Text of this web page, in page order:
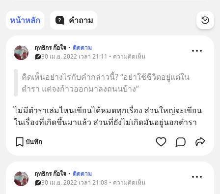
หน้าหลัก คำถาม
ฤทธิกร ก๊อใจ • ติดตาม
30 เม.ย. 2022 เวลา 21:11 • ความคิดเห็น
คิดเห็นอย่างไรกับคำกล่าวนี้? “อย่าใช้ชีวิตอยู่แต่ใน
ตำรา แต่จงก้าวออกมาลงถนนบ้าง”
ไม่มีตำราเล่มไหนเขียนได้หมดทุกเรื่อง ส่วนใหญ่จะเขียน
ในเรื่องที่เกิดขึ้นมาแล้ว ส่วนที่ยังไม่เกิดมันอยู่นอกตำรา
บันทึก
ฤทธิกร ก๊อใจ • ติดตาม
30 เม.ย. 2022 เวลา 21:08 • ความคิดเห็น